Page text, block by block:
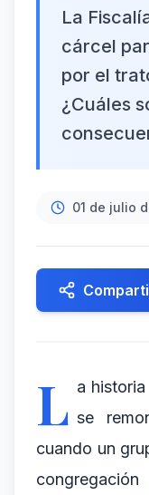
La
cárcel
por el
¿Cuáles
01 de julio
L a
se
cuando un